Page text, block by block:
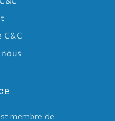
C&C
membre de